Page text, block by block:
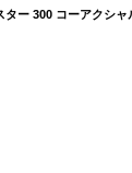
ター 300 コーアクシ